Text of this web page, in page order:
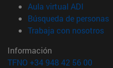
Aula virtual ADI
Búsqueda de personas
Trabaja con nosotros
Información
TFNO +34 948 42 56 00